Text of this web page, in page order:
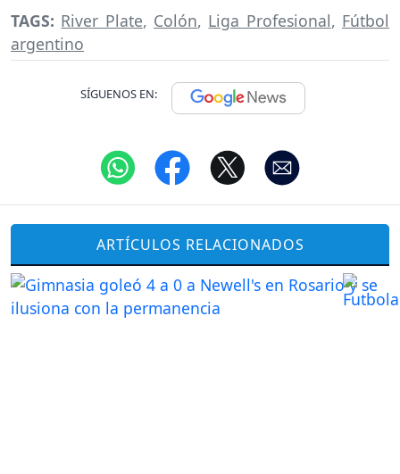
TAGS: River Plate, Colón, Liga Profesional, Fútbol
argentino
SÍGUENOS EN:
ARTÍCULOS RELACIONADOS